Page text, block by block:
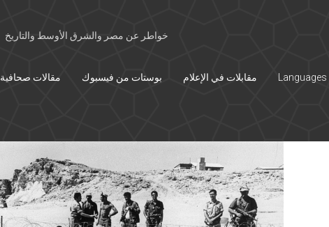
خواطر عن مصر والشرق الأوسط والتاريخ
مقالات صحافية بوستات من فيسبوك مقابلات في الإعلام Languages